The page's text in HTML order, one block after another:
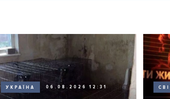
УКРАЇНА 06.08.2026 12:31